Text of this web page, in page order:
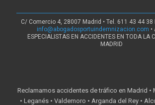
C/ Comercio 4, 28007 Madrid • Tel. 611 43 44 38
info@abogadosportuindemnizacion.com •
ESPECIALISTAS EN ACCIDENTES EN TODA LA
MADRID
Reclamamos accidentes de tráfico en Madrid •
• Leganés • Valdemoro • Arganda del Rey •